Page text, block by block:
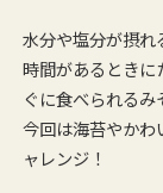
水分や塩分が摂れ
時間があるときに
ぐに食べられるみ
今回は海苔やかわ
ャレンジ！